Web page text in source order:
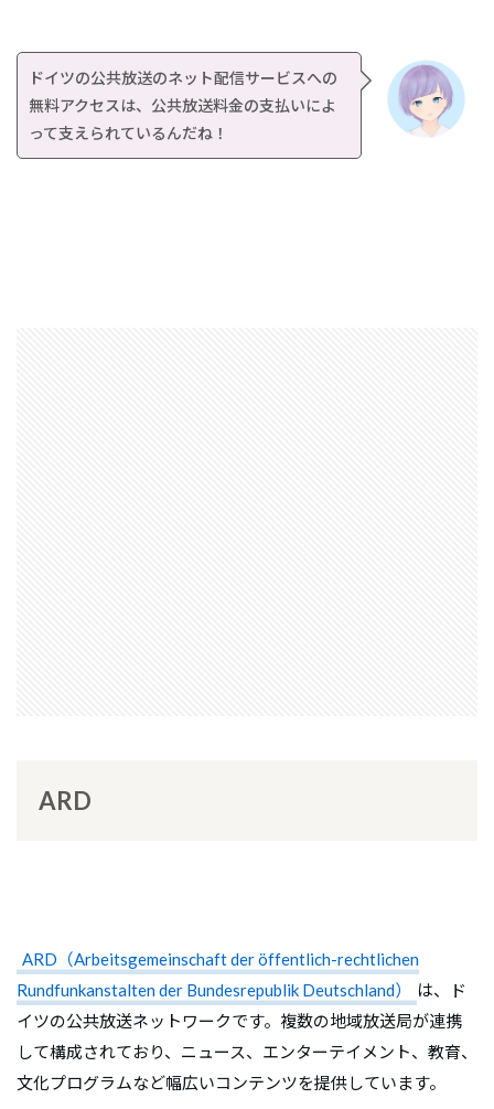
ドイツの公共放送のネット配信サービスへの
無料アクセスは、公共放送料金の支払いによ
って支えられているんだね！
ARD
ARD（Arbeitsgemeinschaft der öffentlich-rechtlichen
Rundfunkanstalten der Bundesrepublik Deutschland）
は、ド
イツの公共放送ネットワークです。複数の地域放送局が連携
して構成されており、ニュース、エンターテイメント、教育、
文化プログラムなど幅広いコンテンツを提供しています。